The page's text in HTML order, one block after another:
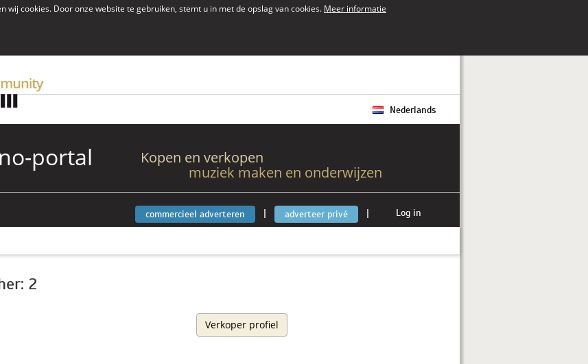
cookies. Door onze website te gebruiken, stemt u in met de opslag van cookies. Meer informatie
Nederlands
portal
Kopen en verkopen
muziek maken en onderwijzen
commercieel adverteren | adverteer privé | Log in
2
Verkoper profiel